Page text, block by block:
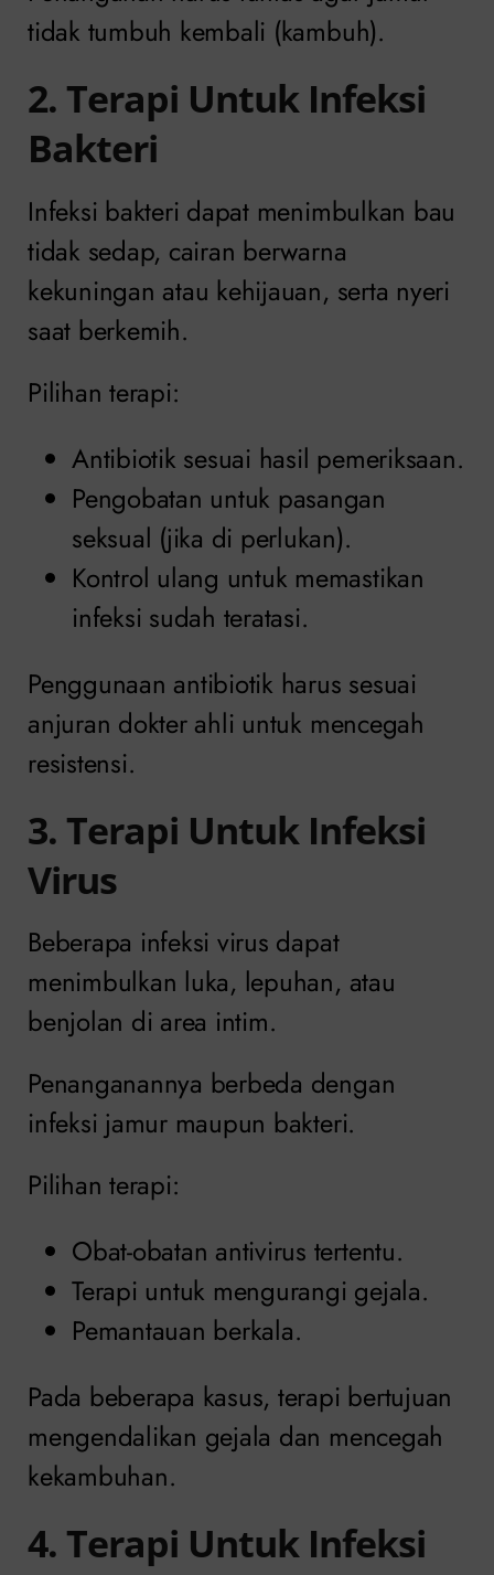
tidak tumbuh kembali (kambuh).
2. Terapi Untuk Infeksi
Bakteri
Infeksi bakteri dapat menimbulkan bau
tidak sedap, cairan berwarna
kekuningan atau kehijauan, serta nyeri
saat berkemih.
Pilihan terapi:
Antibiotik sesuai hasil pemeriksaan.
Pengobatan untuk pasangan
seksual (jika di perlukan).
Kontrol ulang untuk memastikan
infeksi sudah teratasi.
Penggunaan antibiotik harus sesuai
anjuran dokter ahli untuk mencegah
resistensi.
3. Terapi Untuk Infeksi
Virus
Beberapa infeksi virus dapat
menimbulkan luka, lepuhan, atau
benjolan di area intim.
Penanganannya berbeda dengan
infeksi jamur maupun bakteri.
Pilihan terapi:
Obat-obatan antivirus tertentu.
Terapi untuk mengurangi gejala.
Pemantauan berkala.
Pada beberapa kasus, terapi bertujuan
mengendalikan gejala dan mencegah
kekambuhan.
4. Terapi Untuk Infeksi